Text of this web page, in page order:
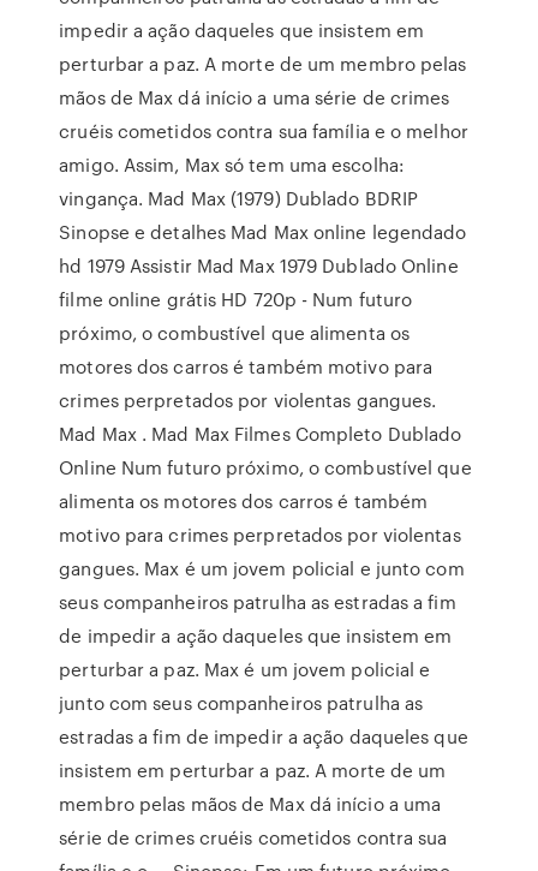
impedir a ação daqueles que insistem em
perturbar a paz. A morte de um membro pelas
mãos de Max dá início a uma série de crimes
cruéis cometidos contra sua família e o melhor
amigo. Assim, Max só tem uma escolha:
vingança. Mad Max (1979) Dublado BDRIP
Sinopse e detalhes Mad Max online legendado
hd 1979 Assistir Mad Max 1979 Dublado Online
filme online grátis HD 720p - Num futuro
próximo, o combustível que alimenta os
motores dos carros é também motivo para
crimes perpretados por violentas gangues.
Mad Max . Mad Max Filmes Completo Dublado
Online Num futuro próximo, o combustível que
alimenta os motores dos carros é também
motivo para crimes perpretados por violentas
gangues. Max é um jovem policial e junto com
seus companheiros patrulha as estradas a fim
de impedir a ação daqueles que insistem em
perturbar a paz. Max é um jovem policial e
junto com seus companheiros patrulha as
estradas a fim de impedir a ação daqueles que
insistem em perturbar a paz. A morte de um
membro pelas mãos de Max dá início a uma
série de crimes cruéis cometidos contra sua